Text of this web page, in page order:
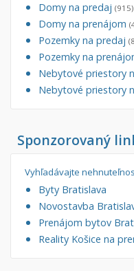
Domy na predaj (915)
Domy na prenájom
Pozemky na predaj
Pozemky na
Nebytové priestory
Nebytové priestory
Sponzorovaný
Vyhľadávajte
Byty Bratislava
Novostavba
Prenájom bytov
Reality Košice na